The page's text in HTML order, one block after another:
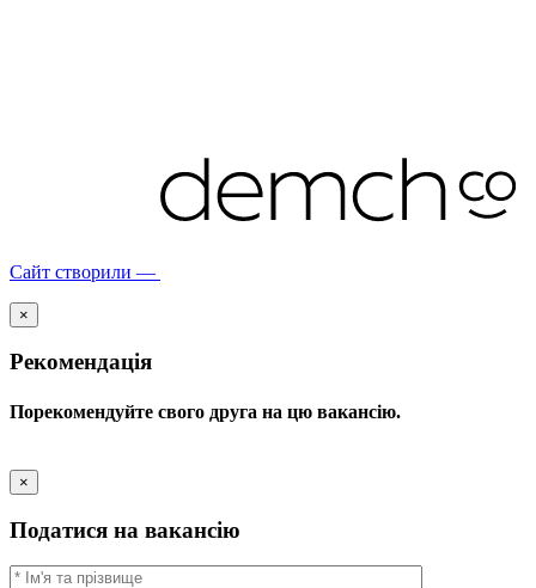
Сайт створили —
×
Рекомендація
Порекомендуйте свого друга на цю вакансію.
×
Податися на вакансію